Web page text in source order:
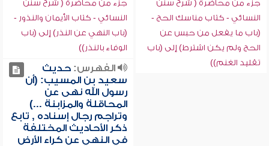
جزء من محاضرة ( شرح سنن
النسائي - كتاب مناسك الحج -
(باب ما يفعل من حبس عن
الحج ولم يكن اشترط) إلى (باب
تقليد الغنم))
جزء من محاضرة ( شرح سنن
النسائي - كتاب الأيمان والنذور -
(باب النهي عن النذر) إلى (باب
الوفاء بالنذر))
الفهرس:حديث
سعيد بن المسيب: (أن
رسول الله نهى عن
المحاقلة والمزابنة ...)
وتراجم رجال إسناده , تابع
ذكر الأحاديث المختلفة
في النهي عن كراء الأرض